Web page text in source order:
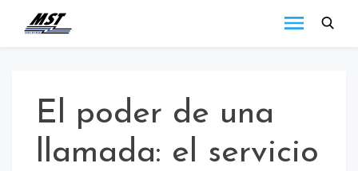
El poder de una
llamada: el servicio